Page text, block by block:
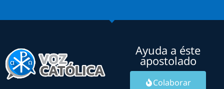
Ayuda a éste
apostolado
Colaborar